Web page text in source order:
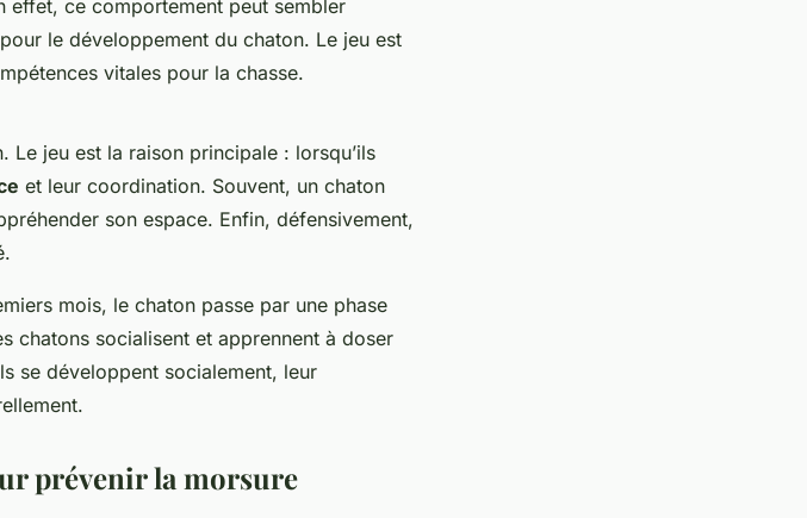
effet, ce comportement peut sembler
pour le développement du chaton. Le jeu est
vitales pour la chasse.
Le jeu est la raison principale : lorsqu’ils
et leur coordination. Souvent, un chaton
son espace. Enfin, défensivement,
mois, le chaton passe par une phase
chatons socialisent et apprennent à doser
se développent socialement, leur
prévenir la morsure